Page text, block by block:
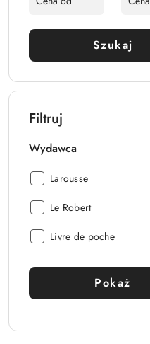
Szukaj
Filtruj
Wydawca
Wydawca:
Larousse
Wydawca:
Le Robert
Wydawca:
Livre de poche
Pokaż